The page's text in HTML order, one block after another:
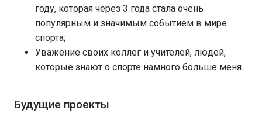
году, которая через 3 года стала очень
популярным и значимым событием в мире
спорта;
Уважение своих коллег и учителей, людей,
которые знают о спорте намного больше меня.
Будущие проекты